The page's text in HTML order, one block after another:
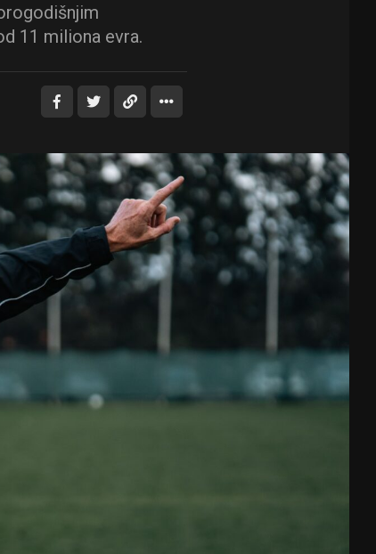
11 miliona evra.